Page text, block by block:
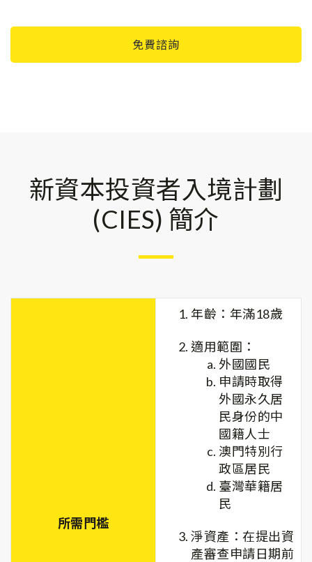
免費諮詢
新資本投資者入境計劃
(CIES) 簡介
所需門檻
年齡：年滿18歲
適用範圍：
外國國民
申請時取得
外國永久居
民身份的中
國籍人士
澳門特別行
政區居民
臺灣華籍居
民
淨資產：在提出資
產審查申請日期前